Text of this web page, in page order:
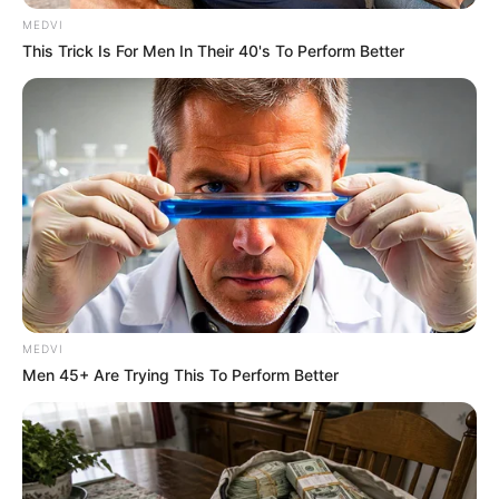
4x Stronger Than Viagra! This To Perform Better
MEDVI
MEDVI
This Trick Is For Men In Their 40's To Perform Better
MEDVI
Men 45+ Are Trying This To Perform Better